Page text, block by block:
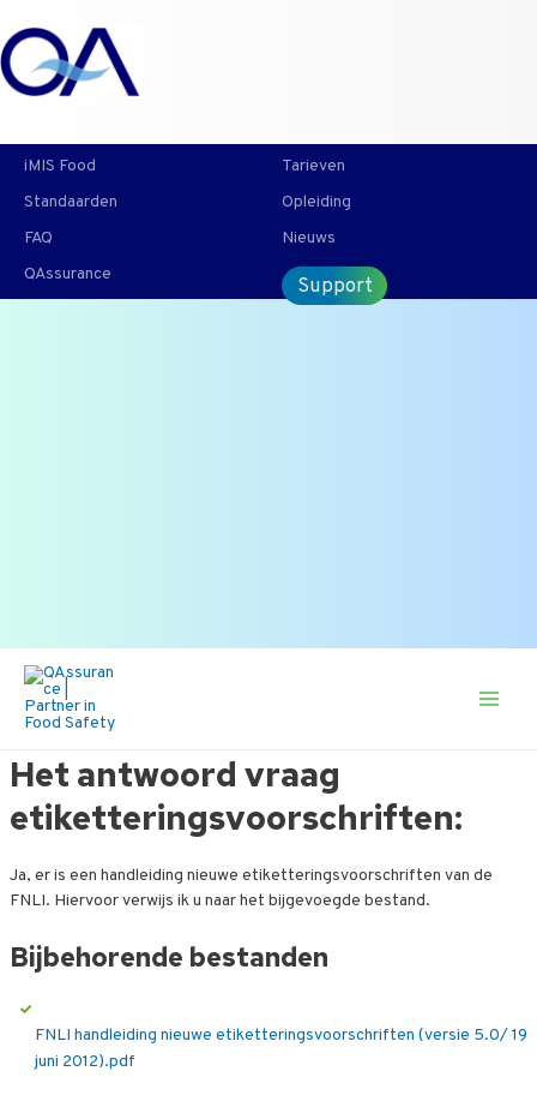
iMIS Food
Tarieven
Standaarden
Opleiding
FAQ
Nieuws
QAssurance
Support
Handleiding nieuwe
naar
Het antwoord vraag
etiketteringsvoorschriften:
Ja, er is een handleiding nieuwe etiketteringsvoorschriften van de
FNLI. Hiervoor verwijs ik u naar het bijgevoegde bestand.
Bijbehorende bestanden
FNLI handleiding nieuwe etiketteringsvoorschriften (versie 5.0/ 19
juni 2012).pdf